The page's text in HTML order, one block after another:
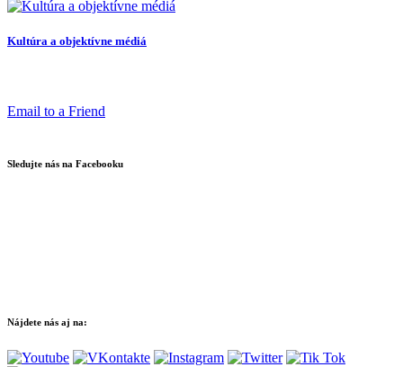
Kultúra a objektívne médiá
Email to a Friend
Sledujte nás na Facebooku
Nájdete nás aj na: